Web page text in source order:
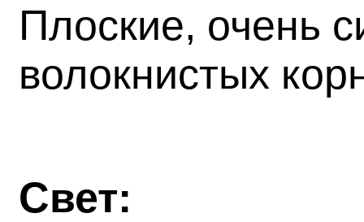
Плоские, очень
волокнистых
Свет: